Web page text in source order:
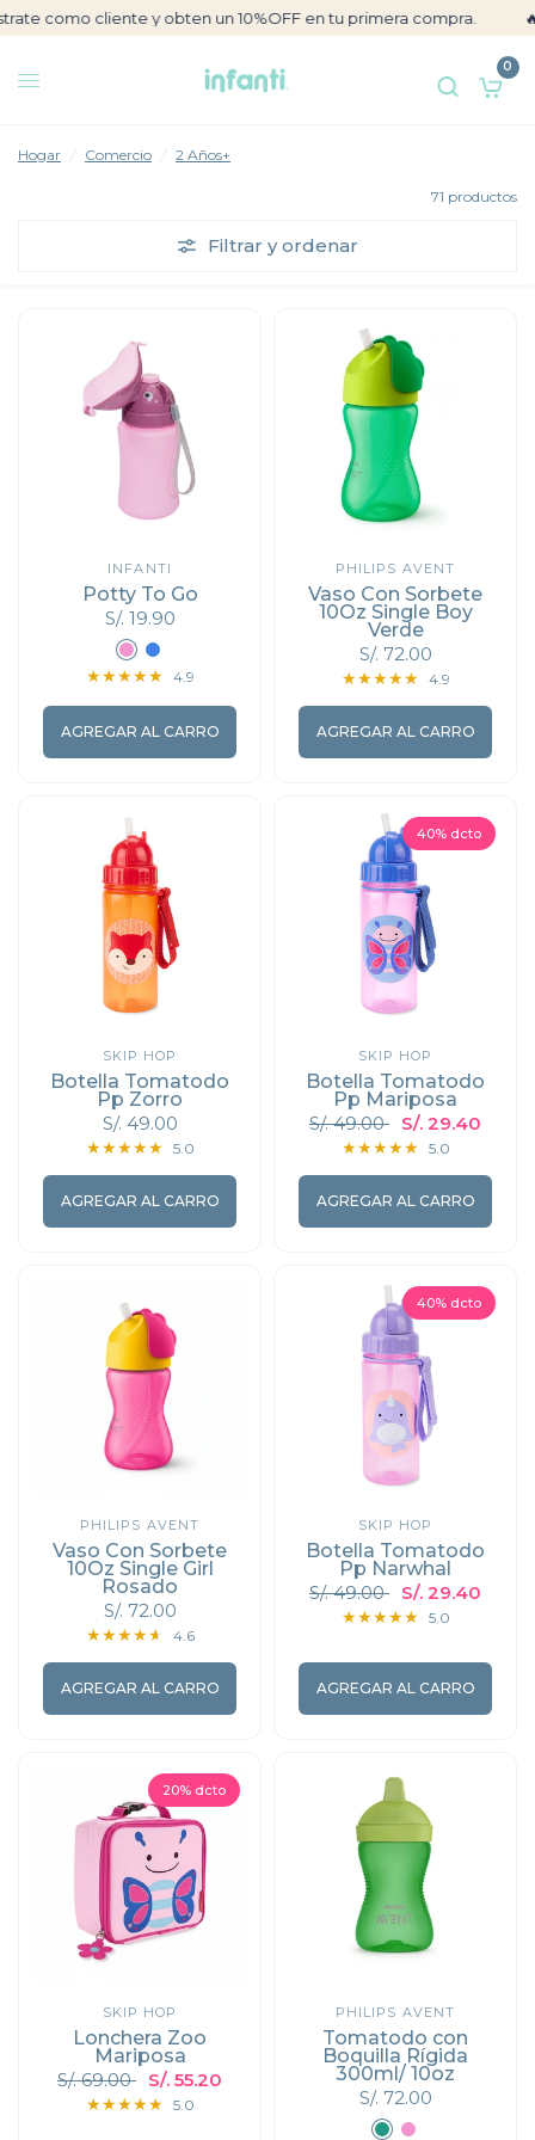
cliente y obten un 10%OFF en tu primera compra. 🔥 S/
0
Hogar / Comercio / 2 Años+
71 productos
Filtrar y ordenar
INFANTI
Potty To Go
S/. 19.90
Rosado
Azul
4.9
AGREGAR AL CARRO
PHILIPS AVENT
Vaso Con Sorbete
10Oz Single Boy
Verde
S/. 72.00
4.9
AGREGAR AL CARRO
SKIP HOP
Botella Tomatodo
Pp Zorro
S/. 49.00
5.0
AGREGAR AL CARRO
40% dcto
SKIP HOP
Botella Tomatodo
Pp Mariposa
S/. 49.00 S/. 29.40
5.0
AGREGAR AL CARRO
PHILIPS AVENT
Vaso Con Sorbete
10Oz Single Girl
Rosado
S/. 72.00
4.6
AGREGAR AL CARRO
40% dcto
SKIP HOP
Botella Tomatodo
Pp Narwhal
S/. 49.00 S/. 29.40
5.0
AGREGAR AL CARRO
20% dcto
SKIP HOP
Lonchera Zoo
Mariposa
S/. 69.00 S/. 55.20
5.0
PHILIPS AVENT
Tomatodo con
Boquilla Rígida
300ml/ 10oz
S/. 72.00
VerdeRosado